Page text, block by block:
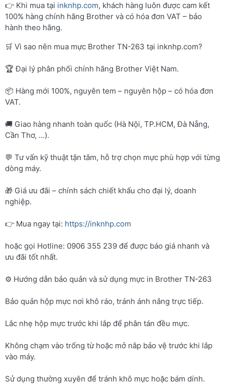
👉 Khi mua tại inknhp.com, khách hàng luôn được cam kết
100% hàng chính hãng Brother và có hóa đơn VAT – bảo
hành theo hãng.
🛒 Vì sao nên mua mực Brother TN-263 tại inknhp.com?
🏆 Đại lý phân phối chính hãng Brother Việt Nam.
📦 Hàng mới 100%, nguyên tem – nguyên hộp – có hóa đơn
VAT.
🚚 Giao hàng nhanh toàn quốc (Hà Nội, TP.HCM, Đà Nẵng,
Cần Thơ, …).
💬 Tư vấn kỹ thuật tận tâm, hỗ trợ chọn mực phù hợp với từng
dòng máy.
🎁 Giá ưu đãi – chính sách chiết khấu cho đại lý, doanh
nghiệp.
👉 Mua ngay tại: https://inknhp.com
hoặc gọi Hotline: 0906 355 239 để được báo giá nhanh và
ưu đãi tốt nhất.
⚙️ Hướng dẫn bảo quản và sử dụng mực in Brother TN-263
Bảo quản hộp mực nơi khô ráo, tránh ánh nắng trực tiếp.
Lắc nhẹ hộp mực trước khi lắp để phân tán đều mực.
Không chạm vào trống từ hoặc mở nắp bảo vệ trước khi lắp
vào máy.
Sử dụng thường xuyên để tránh khô mực hoặc bám dính.